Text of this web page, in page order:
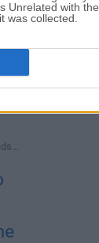
Unrelated with the
was collected.